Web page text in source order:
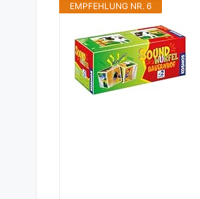
EMPFEHLUNG NR. 6